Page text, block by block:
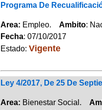
Programa De
Area: Empleo. Ambito:
Fecha: 07/10/2017
Estado: Vigente
Ley 4/2017, De 25 De
Area: Bienestar Social.